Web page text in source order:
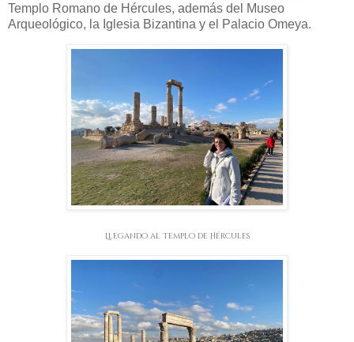
Templo Romano de Hércules, además del Museo
Arqueológico, la Iglesia Bizantina y el Palacio Omeya.
Llegando al Templo de Hércules